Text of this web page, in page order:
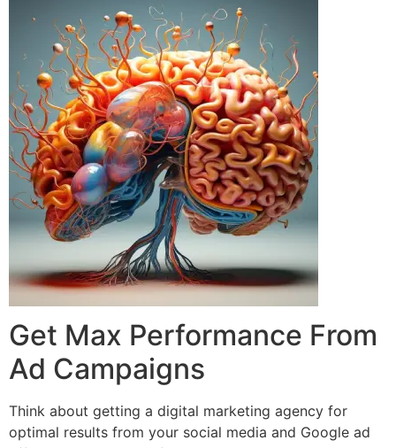
Get Max Performance From
Ad Campaigns
Think about getting a digital marketing agency for
optimal results from your social media and Google ad